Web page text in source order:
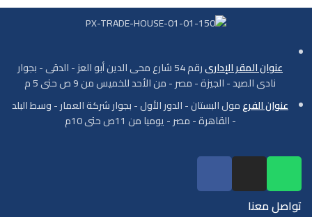
عنوان المقر الإدارى
رقم 54 شارع محى الدين أبو العز - الدقى - بجوار
نادى الصيد - الجيزة - مصر - من الأحد للخميس من 9 ص حتى 5 م
عنوان الفرعمول البستان - الدور الأول - بجوار شركة العمار - وسط البلد
- القاهرة - مصر - يوميا من 11ص حتى 10م
تواصل معنا